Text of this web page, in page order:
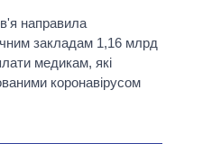
направила
закладам 1,16 млрд
медикам, які
коронавірусом